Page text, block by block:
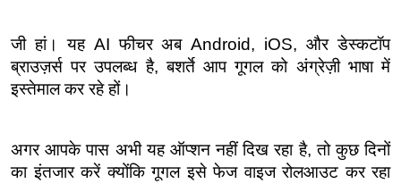
जी हां। यह AI फीचर अब Android, iOS, और डेस्कटॉप
ब्राउज़र्स पर उपलब्ध है, बशर्ते आप गूगल को अंग्रेज़ी भाषा में
इस्तेमाल कर रहे हों।
अगर आपके पास अभी यह ऑप्शन नहीं दिख रहा है, तो कुछ दिनों
का इंतजार करें क्योंकि गूगल इसे फेज वाइज रोलआउट कर रहा